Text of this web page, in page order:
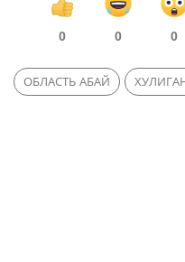
0 0 0
ОБЛАСТЬ АБАЙ